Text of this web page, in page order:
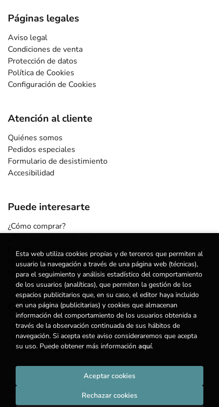
Páginas legales
Aviso legal
Condiciones de venta
Protección de datos
Política de Cookies
Configuración de Cookies
Atención al cliente
Quiénes somos
Pedidos especiales
Formulario de desistimiento
Accesibilidad
Puede interesarte
¿Cómo comprar?
Escuelas y centros
Nuestros Servicios
Noticias
Contacto
(+34) 615 55 96 54
info@degestalt.com
Formulario de contacto
2026 ©
. Todos los Derechos Reservados |
Esta web utiliza cookies propias y de terceros que permiten al
usuario la navegación a través de una página web (técnicas),
para el seguimiento y análisis estadístico del comportamiento
de los usuarios (analíticas), que permiten la gestión de los
espacios publicitarios que, en su caso, el editor haya incluido
en una página (publicitarias) y cookies que almacenan
información del comportamiento de los usuarios obtenida a
través de la observación continuada de sus hábitos de
navegación. Si acepta este aviso consideraremos que acepta
su uso. Puede obtener más información aquí.
Rechazar cookies
Aceptar cookies